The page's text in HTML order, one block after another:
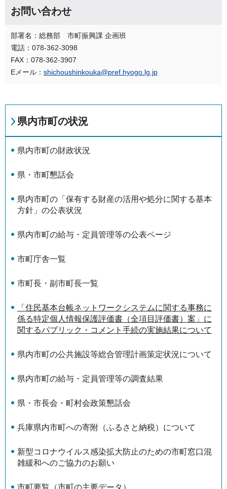
お問い合わせ
部署名：総務部 市町振興課 企画班
電話：078-362-3098
FAX：078-362-3907
Eメール： shichoushinkouka@pref.hyogo.lg.jp
県内市町の状況
県内市町の財政状況
県・市町懇話会
県内市町の「保有する財産の活用や処分に関する基本
方針」の公表状況
県内市町の給与・定員管理等の公表ページ
市町庁舎一覧
市町長・副市町長一覧
「住民基本台帳ネットワークシステムに関する事務に
係る特定個人情報保護評価書（全項目評価書）案」に
関するパブリック・コメント手続の実施結果について
県内市町の公共施設等総合管理計画策定状況について
県内市町の給与・定員管理等の調査結果
県・市長会・町村会政策懇話会
兵庫県内市町への寄附（ふるさと納税）について
新型コロナウイルス感染拡大防止のための市町窓口混
雑緩和へのご協力のお願い
市町要覧（市町の主要データ）